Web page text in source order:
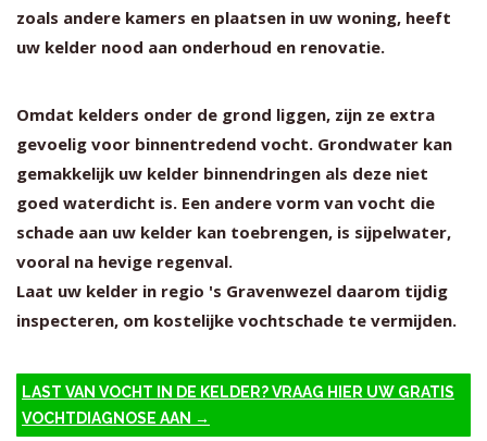
zoals andere kamers en plaatsen in uw woning, heeft
uw kelder nood aan onderhoud en renovatie.
Omdat kelders onder de grond liggen, zijn ze extra
gevoelig voor binnentredend vocht. Grondwater kan
gemakkelijk uw kelder binnendringen als deze niet
goed waterdicht is. Een andere vorm van vocht die
schade aan uw kelder kan toebrengen, is sijpelwater,
vooral na hevige regenval.
Laat uw kelder in regio 's Gravenwezel daarom tijdig
inspecteren, om kostelijke vochtschade te vermijden.
LAST VAN VOCHT IN DE KELDER? VRAAG HIER UW GRATIS
VOCHTDIAGNOSE AAN →